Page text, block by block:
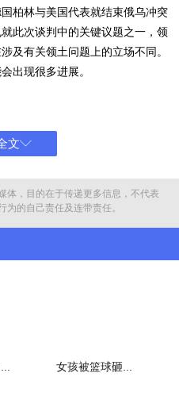
柏林与美国代表就结束俄乌冲突
此次谈判中的关键议题之一，领
及有关领土问题上的立场不同。
出现很多进展。
这对我们很重要。"
施泰因迈尔、德国联邦议院议
还将与默茨等其他欧洲领导人举
兰防务合作的计划，包括在柏
向乌克兰施压，要求其接受一项
文
体，目的在于传递更多信息，不代表
的自己责任及连带责任。
女孩被篮球砸...